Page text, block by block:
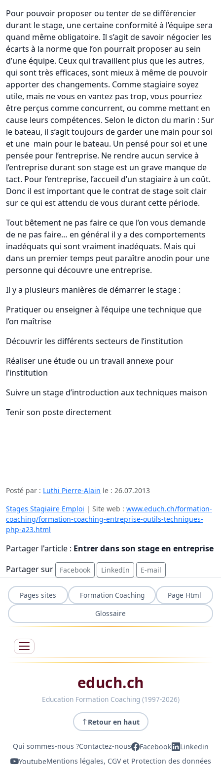
Pour pouvoir proposer ou tenter de se différencier
durant le stage, une certaine conformité à l’équipe sera
quand même obligatoire. Il s’agit de savoir négocier les
écarts à la norme que l’on pourrait proposer au sein
d’une équipe. Ceux qui travaillent plus que les autres,
qui sont très efficaces, sont mieux à même de pouvoir
apporter des changements. Comme stagiaire soyez
utile, mais ne vous en vantez pas trop, vous pourriez
être perçus comme concurrent, ou comme mettant en
cause leurs compétences. Selon le dicton du marin : Sur
le bateau, il s’agit toujours de garder une main pour soi
et une main pour le bateau. Un pensé pour soi et une
pensée pour l’entreprise. Ne rendre aucun service à
l’entreprise durant son stage est un grave manque de
tact. Pour l’entreprise, l’accueil d’un stagiaire à un coût.
Donc il est important que le contrat de stage soit clair
sur ce qui est attendu de vous durant cette période.
Tout bêtement ne pas faire ce que l’on vous demande
de ne pas faire… en général il y a des comportements
inadéquats qui sont vraiment inadéquats. Mais qui
dans un premier temps peut paraître anodin pour une
personne qui découvre une entreprise.
Il y a plusieurs manières de démarrer le stage :
Pratiquer ou enseigner à l’équipe une technique que
l’on maîtrise
Découvrir les différents secteurs de l’institution
Réaliser une étude ou un travail annexe pour
l’institution
Suivre un stage d’introduction aux techniques maison
Tenir son poste directement
Posté par : Luthi Pierre-Alain le : 26.07.2013
Stages Stagiaire Emploi | Site web : www.educh.ch/formation-
coaching/formation-coaching-entreprise-outils-techniques-
php-a23.html
Partager l'article : Entrer dans son stage en entreprise
Partager sur
Facebook LinkedIn E-mail
Pages sites Formation Coaching
Page Html
Glossaire
educh.ch
Education Formation Coaching (1997-2026)
Retour en haut
Qui sommes-nous ?Contactez-nous Facebook
Linkedin
YoutubeMentions légales, CGV et Protection des données